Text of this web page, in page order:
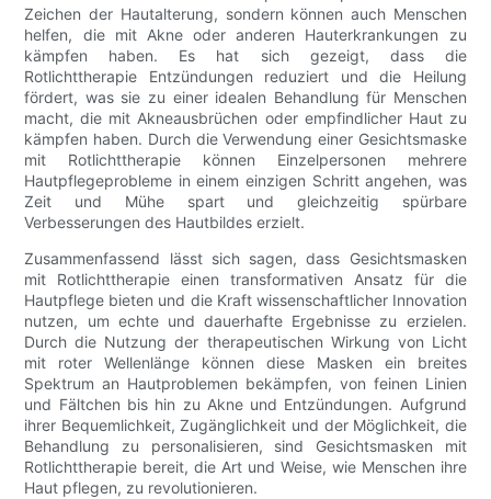
Zeichen der Hautalterung, sondern können auch Menschen
helfen, die mit Akne oder anderen Hauterkrankungen zu
kämpfen haben. Es hat sich gezeigt, dass die
Rotlichttherapie Entzündungen reduziert und die Heilung
fördert, was sie zu einer idealen Behandlung für Menschen
macht, die mit Akneausbrüchen oder empfindlicher Haut zu
kämpfen haben. Durch die Verwendung einer Gesichtsmaske
mit Rotlichttherapie können Einzelpersonen mehrere
Hautpflegeprobleme in einem einzigen Schritt angehen, was
Zeit und Mühe spart und gleichzeitig spürbare
Verbesserungen des Hautbildes erzielt.
Zusammenfassend lässt sich sagen, dass Gesichtsmasken
mit Rotlichttherapie einen transformativen Ansatz für die
Hautpflege bieten und die Kraft wissenschaftlicher Innovation
nutzen, um echte und dauerhafte Ergebnisse zu erzielen.
Durch die Nutzung der therapeutischen Wirkung von Licht
mit roter Wellenlänge können diese Masken ein breites
Spektrum an Hautproblemen bekämpfen, von feinen Linien
und Fältchen bis hin zu Akne und Entzündungen. Aufgrund
ihrer Bequemlichkeit, Zugänglichkeit und der Möglichkeit, die
Behandlung zu personalisieren, sind Gesichtsmasken mit
Rotlichttherapie bereit, die Art und Weise, wie Menschen ihre
Haut pflegen, zu revolutionieren.